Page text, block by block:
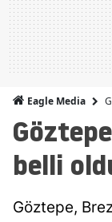
Eagle Media
belli
Göztepe,